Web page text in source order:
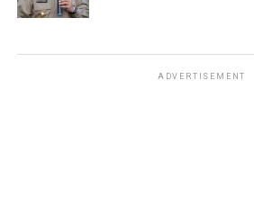
ADVERTISEMENT